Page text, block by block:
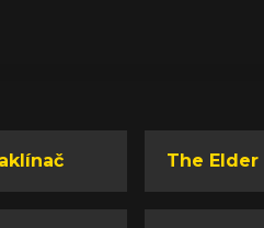
The Elder